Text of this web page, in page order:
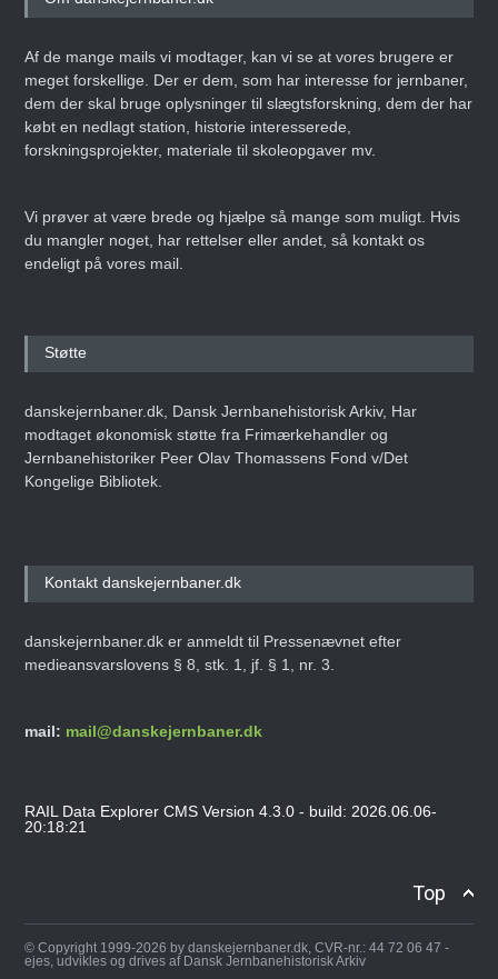
Af de mange mails vi modtager, kan vi se at vores brugere er
meget forskellige. Der er dem, som har interesse for jernbaner,
dem der skal bruge oplysninger til slægtsforskning, dem der har
købt en nedlagt station, historie interesserede,
forskningsprojekter, materiale til skoleopgaver mv.
Vi prøver at være brede og hjælpe så mange som muligt. Hvis
du mangler noget, har rettelser eller andet, så kontakt os
endeligt på vores mail.
Støtte
danskejernbaner.dk, Dansk Jernbanehistorisk Arkiv, Har
modtaget økonomisk støtte fra Frimærkehandler og
Jernbanehistoriker Peer Olav Thomassens Fond v/Det
Kongelige Bibliotek.
Kontakt danskejernbaner.dk
danskejernbaner.dk er anmeldt til Pressenævnet efter
medieansvarslovens § 8, stk. 1, jf. § 1, nr. 3.
mail: mail@danskejernbaner.dk
RAIL Data Explorer CMS Version 4.3.0 - build: 2026.06.06-
20:18:21
Top
© Copyright 1999-2026 by danskejernbaner.dk, CVR-nr.: 44 72 06 47 -
ejes, udvikles og drives af Dansk Jernbanehistorisk Arkiv